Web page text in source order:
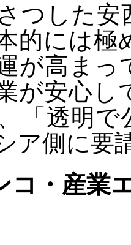
つした
的には極
が高ま
が安心
「透明で
ア側に要
コ・産業